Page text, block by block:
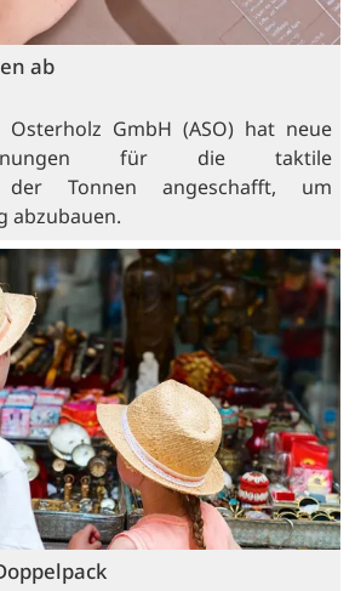
ab
Osterholz GmbH (ASO) hat neue
für die taktile
der Tonnen angeschafft, um
abzubauen.